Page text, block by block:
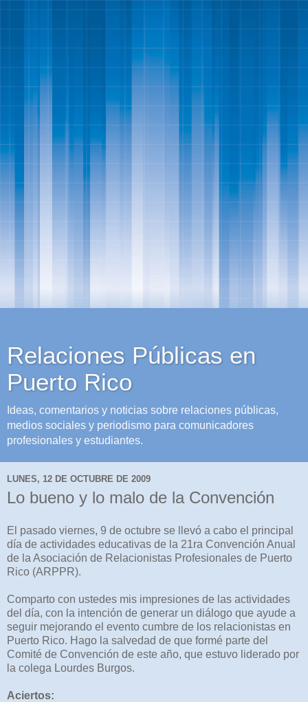
Relaciones Públicas en
Puerto Rico
Ideas, comentarios y noticias sobre relaciones públicas,
medios sociales y periodismo para comunicadores
profesionales y estudiantes.
LUNES, 12 DE OCTUBRE DE 2009
Lo bueno y lo malo de la Convención
El pasado viernes, 9 de octubre se llevó a cabo el principal
día de actividades educativas de la 21ra Convención Anual
de la Asociación de Relacionistas Profesionales de Puerto
Rico (ARPPR).
Comparto con ustedes mis impresiones de las actividades
del día, con la intención de generar un diálogo que ayude a
seguir mejorando el evento cumbre de los relacionistas en
Puerto Rico. Hago la salvedad de que formé parte del
Comité de Convención de este año, que estuvo liderado por
la colega Lourdes Burgos.
Aciertos: